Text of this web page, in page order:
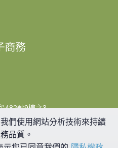
482號9樓之3
們使用網站分析技術來持續
品質。